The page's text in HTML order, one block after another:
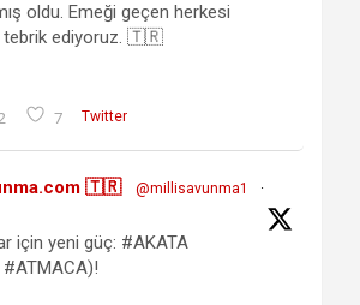
oldu. Emeği geçen herkesi
tebrik ediyoruz. 🇹🇷
7 Twitter
🇹🇷 @millisavunma1
·
için yeni güç: #AKATA